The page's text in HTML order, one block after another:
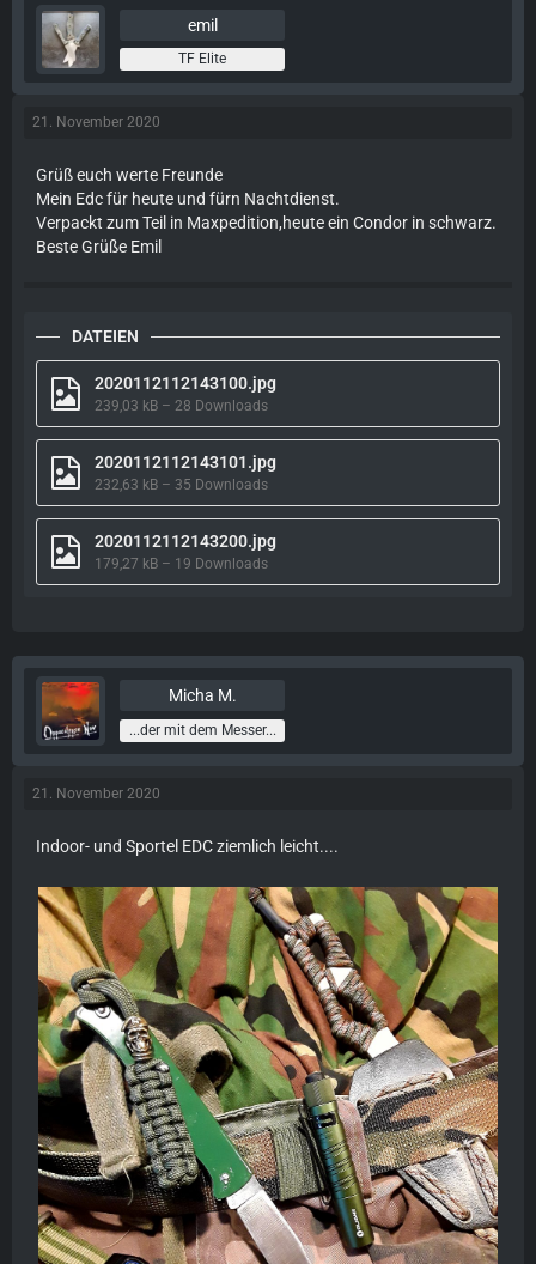
emil
TF Elite
21. November 2020
Grüß euch werte Freunde
Mein Edc für heute und fürn Nachtdienst.
Verpackt zum Teil in Maxpedition,heute ein Condor in schwarz.
Beste Grüße Emil
DATEIEN
2020112112143100.jpg
239,03 kB – 28 Downloads
2020112112143101.jpg
232,63 kB – 35 Downloads
2020112112143200.jpg
179,27 kB – 19 Downloads
Micha M.
...der mit dem Messer...
21. November 2020
Indoor- und Sportel EDC ziemlich leicht....